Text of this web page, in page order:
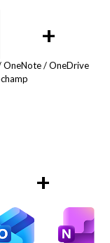
+
/ OneDrive
+